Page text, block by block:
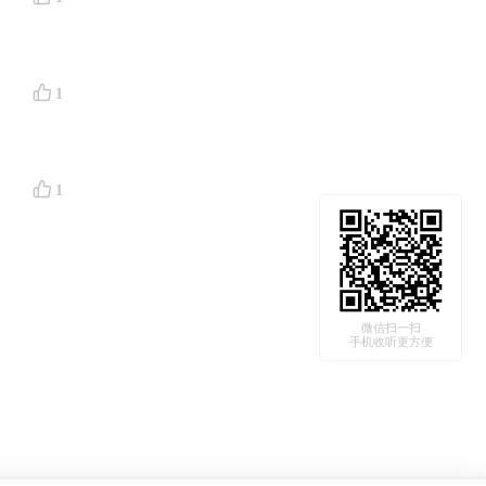
是为
1
1
微信扫一扫
手机收听更方便